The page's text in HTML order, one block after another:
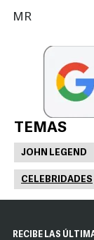
MR
TEMAS
JOHN LEGEND
CELEBRIDADES
RECIBE LAS